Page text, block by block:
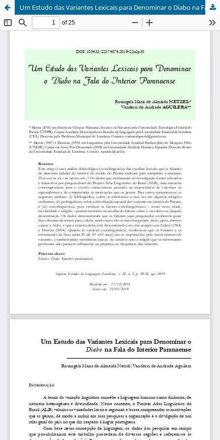
Um Estudo das Variantes Lexicais para Denominar o Diabo na Fala do Interior Paranaense